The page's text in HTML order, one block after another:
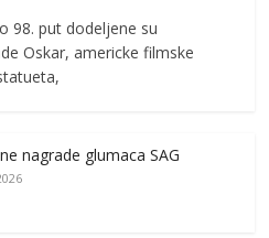
98. put dodeljene su
Oskar, americke filmske
nagrade glumaca SAG